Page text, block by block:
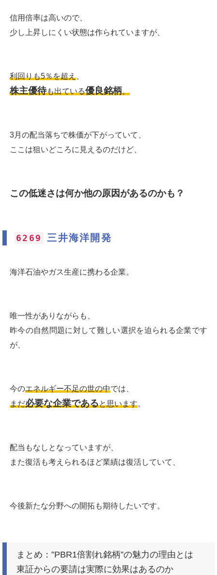
信用倍率は高いので、
少し上昇しにくい状態は作られていますが、
利回りも5％を超え
株主優待も出ている優良銘柄。
3月の配当落ちで株価が下がっていて、
ここは狙いどころに見えるのだけど、
この低迷さは何か他の原因があるのかも？
6269 三井海洋開発
海洋石油やガス生産に携わる企業。
唯一性がありながらも、
昨今の自然問題に対して難しい選択を迫られる企業です
が、
今のエネルギー不足の世の中では、
まだ必要な企業であると思います。
配当もなしとなっていますが、
また復活も考えられるほど業績は復活していて、
今後新たな分野への開拓も期待したいです。
まとめ：”PBR1倍割れ銘柄”の魅力の理由とは
東証からの要請は実際に効果はあるのか